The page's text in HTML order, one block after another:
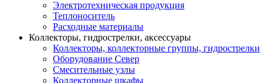
Электротехническая продукция
Теплоноситель
Расходные материалы
Коллекторы, гидрострелки, аксессуары
Коллекторы, коллекторные группы, гидрострелки
Оборудование Север
Смесительные узлы
Коллекторные шкафы